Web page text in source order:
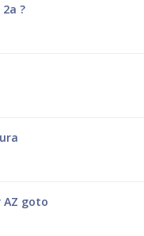
?
AZ goto